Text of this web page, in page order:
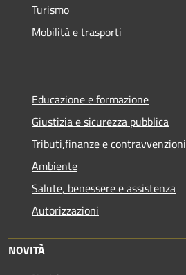
Turismo
Mobilità e trasporti
Educazione e formazione
Giustizia e sicurezza pubblica
Tributi,finanze e contravvenzioni
Ambiente
Salute, benessere e assistenza
Autorizzazioni
NOVITÀ